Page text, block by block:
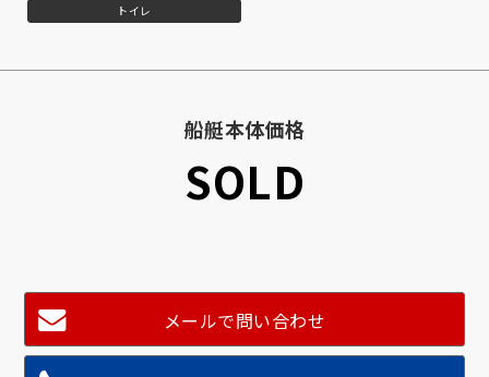
トイレ
船艇本体価格
SOLD
メールで問い合わせ